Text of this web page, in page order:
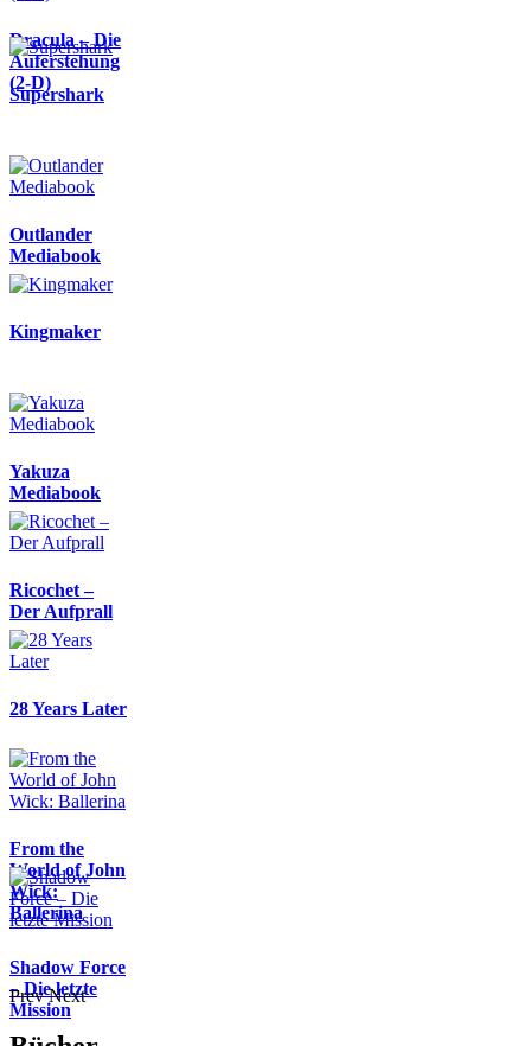
Dracula – Die
Auferstehung
(2-D)
Supershark
Outlander
Mediabook
Kingmaker
Yakuza
Mediabook
Ricochet –
Der Aufprall
28 Years Later
From the
World of John
Wick:
Ballerina
Shadow Force
– Die letzte
Mission
Prev Next